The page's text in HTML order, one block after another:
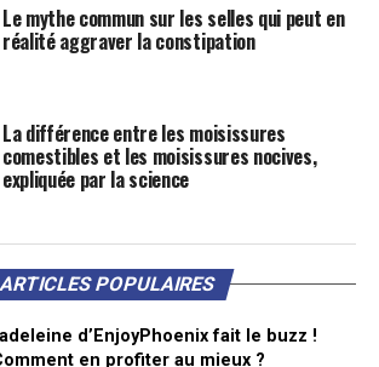
Le mythe commun sur les selles qui peut en
réalité aggraver la constipation
La différence entre les moisissures
comestibles et les moisissures nocives,
expliquée par la science
ARTICLES POPULAIRES
d’EnjoyPhoenix fait le buzz !
en profiter au mieux ?